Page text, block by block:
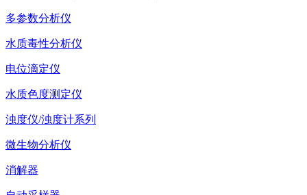
多参数分析仪
水质毒性分析仪
电位滴定仪
水质色度测定仪
浊度仪/浊度计系列
微生物分析仪
消解器